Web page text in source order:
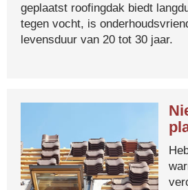
geplaatst roofingdak biedt
tegen vocht, is
levensduur van 20 tot 30 jaar.